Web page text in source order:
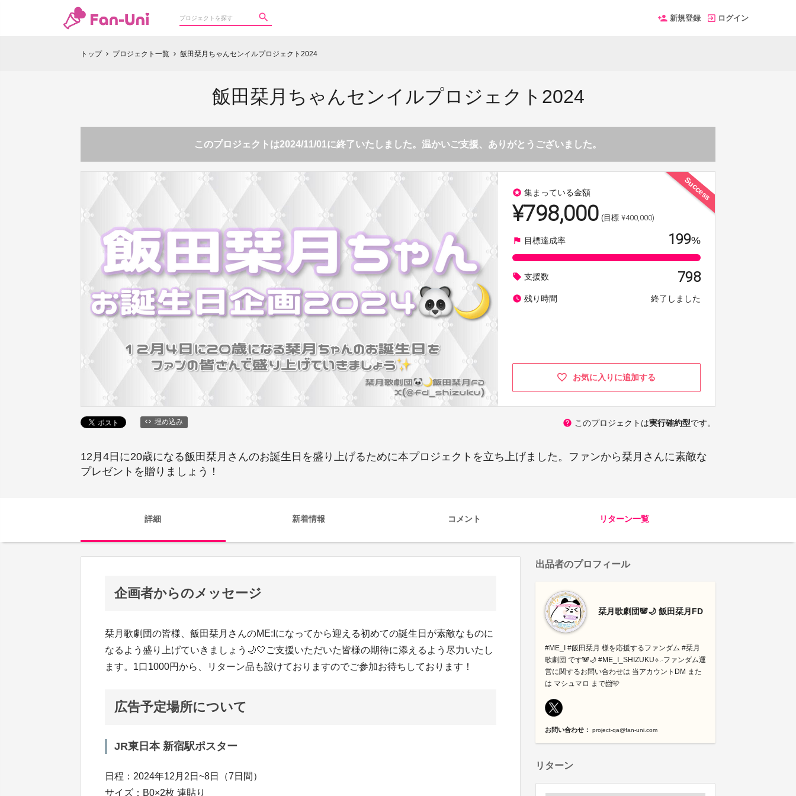
新規登録 ログイン
トップ chevron_right プロジェクト一覧 chevron_right 飯田栞月ちゃんセンイルプロジェクト2024
飯田栞月ちゃんセンイルプロジェクト2024
このプロジェクトは2024/11/01に終了いたしました。温かいご支援、ありがとうございました。
Success
stars 集まっている金額
¥798,000 (目標 ¥400,000)
flag 目標達成率 199%
local_offer 支援数 798
watch_later 残り時間 終了しました
お気に入りに追加する
埋め込み help このプロジェクトは実行確約型です。
12月4日に20歳になる飯田栞月さんのお誕生日を盛り上げるために本プロジェクトを立ち上げました。ファンから栞月さんに素敵な
プレゼントを贈りましょう！
詳細 新着情報 コメント リターン一覧
企画者からのメッセージ
栞月歌劇団の皆様、飯田栞月さんのME:Iになってから迎える初めての誕生日が素敵なものに
なるよう盛り上げていきましょう🌙🤍ご支援いただいた皆様の期待に添えるよう尽力いたし
ます。1口1000円から、リターン品も設けておりますのでご参加お待ちしております！
広告予定場所について
JR東日本 新宿駅ポスター
日程：2024年12月2日~8日（7日間）
サイズ：B0×2枚 連貼り
出品者のプロフィール
栞月歌劇団🐼🌙 飯田栞月FD
#ME_I #飯田栞月 様を応援するファンダム #栞月
歌劇団 です🐼🌙 #ME_I_SHIZUKU⟡.·ファンダム運
営に関するお問い合わせは 当アカウントDM また
は マシュマロ まで📨🩵
お問い合わせ： project-qa@fan-uni.com
リターン